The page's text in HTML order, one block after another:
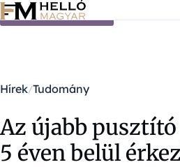
Ugrás a tartalomra
Hírek Tudomány
Az újabb
5 éven belül